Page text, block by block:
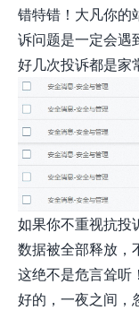
错特错！大凡你的
诉问题是一定会遇
好几次投诉都是家
如果你不重视抗投
数据被全部释放，
这绝不是危言耸听
好的，一夜之间，